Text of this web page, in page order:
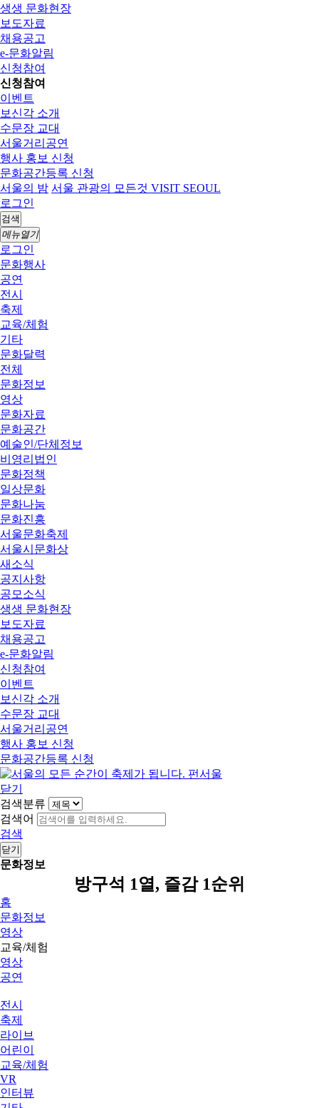
생생 문화현장
보도자료
채용공고
e-문화알림
신청참여
신청참여
이벤트
보신각 소개
수문장 교대
서울거리공연
행사 홍보 신청
문화공간등록 신청
서울의 밤 서울 관광의 모든것 VISIT SEOUL
로그인
검색
메뉴열기
로그인
문화행사
공연
전시
축제
교육/체험
기타
문화달력
전체
문화정보
영상
문화자료
문화공간
예술인/단체정보
비영리법인
문화정책
일상문화
문화나눔
문화진흥
서울문화축제
서울시문화상
새소식
공지사항
공모소식
생생 문화현장
보도자료
채용공고
e-문화알림
신청참여
이벤트
보신각 소개
수문장 교대
서울거리공연
행사 홍보 신청
문화공간등록 신청
닫기
검색분류
검색어
검색
닫기
문화정보
방구석 1열, 즐감 1순위
홈
문화정보
영상
교육/체험
영상
공연
전시
축제
라이브
어린이
교육/체험
VR
인터뷰